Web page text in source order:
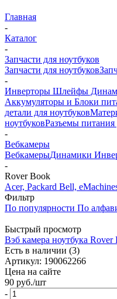
Главная
-
Каталог
-
Запчасти для ноутбуков
Запчасти для ноутбуков
-
Инверторы Шлейфы
Аккумуляторы и Блоки
детали для ноутбуков
ноутбуковРазъемы
-
Вебкамеры
ВебкамерыДинамики
-
Rover Book
Acer, Packard Bell,
Фильтр
По популярности По
Быстрый просмотр
Вэб камера ноутбука
Есть в наличии (3)
Артикул: 190062266
Цена на сайте
90 руб./шт
-